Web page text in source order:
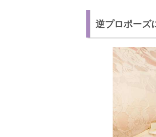
逆プロポーズ